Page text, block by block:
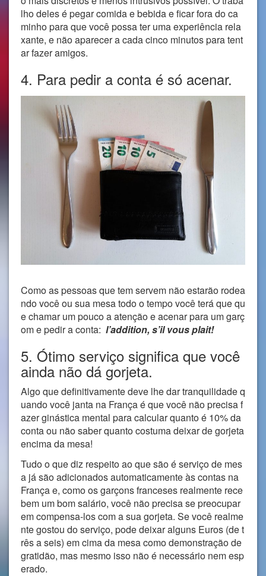
lho deles é pegar comida e bebida e ficar fora do ca
minho para que você possa ter uma experiência rela
xante, e não aparecer a cada cinco minutos para tent
ar fazer amigos.
4. Para pedir a conta é só acenar.
Como as pessoas que tem servem não estarão rodea
ndo você ou sua mesa todo o tempo você terá que qu
e chamar um pouco a atenção e acenar para um garç
om e pedir a conta: l’addition, s’il vous plait!
5. Ótimo serviço significa que você
ainda não dá gorjeta.
Algo que definitivamente deve lhe dar tranquilidade q
uando você janta na França é que você não precisa f
azer ginástica mental para calcular quanto é 10% da
conta ou não saber quanto costuma deixar de gorjeta
encima da mesa!
Tudo o que diz respeito ao que são é serviço de mes
a já são adicionados automaticamente às contas na
França e, como os garçons franceses realmente rece
bem um bom salário, você não precisa se preocupar
em compensa-los com a sua gorjeta. Se você realme
nte gostou do serviço, pode deixar alguns Euros (de t
rês a seis) em cima da mesa como demonstração de
gratidão, mas mesmo isso não é necessário nem esp
erado.